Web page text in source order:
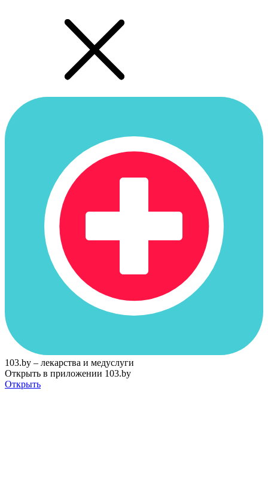
103.by – лекарства и медуслуги
Открыть в приложении 103.by
Открыть